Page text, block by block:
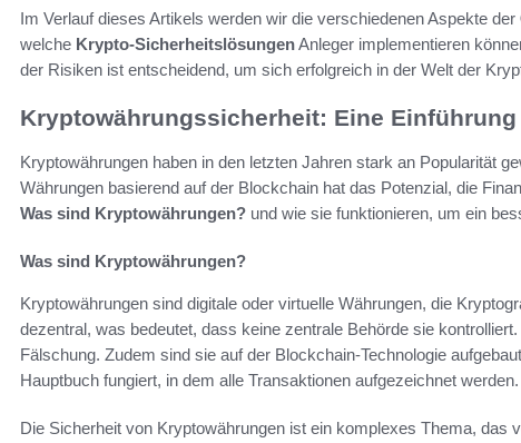
Im Verlauf dieses Artikels werden wir die verschiedenen Aspekte der
welche Krypto-SicherheitslösungenAnleger implementieren
der Risiken ist entscheidend, um sich erfolgreich in der Welt der
Kryptowährungssicherheit: Eine Einführung
Kryptowährungen haben in den letzten Jahren stark an Popularität
Währungen basierend auf der Blockchain hat das Potenzial, die
Was sind Kryptowährungen? und wie sie funktionieren, um ein
Was sind Kryptowährungen?
Kryptowährungen sind digitale oder virtuelle Währungen, die
dezentral, was bedeutet, dass keine zentrale Behörde sie
Fälschung. Zudem sind sie auf der Blockchain-Technologie
Hauptbuch fungiert, in dem alle Transaktionen aufgezeichnet werden.
Die Sicherheit von Kryptowährungen ist ein komplexes Thema, das